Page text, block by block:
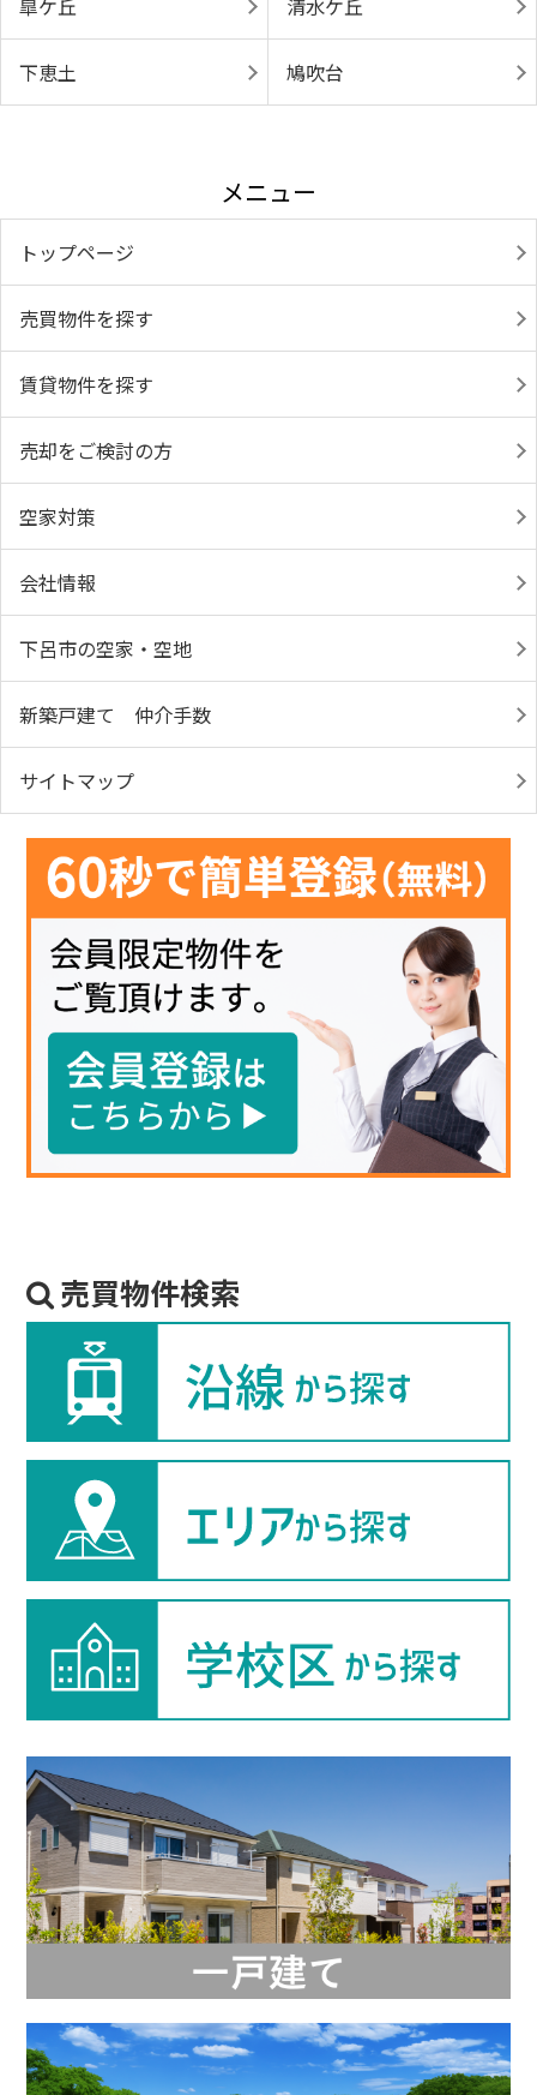
皐ケ丘 清水ケ丘
下恵土 鳩吹台
メニュー
トップページ
売買物件を探す
賃貸物件を探す
売却をご検討の方
空家対策
会社情報
下呂市の空家・空地
新築戸建て 仲介手数
サイトマップ
売買物件検索